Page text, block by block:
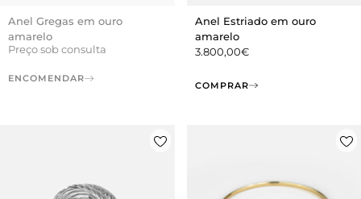
Anel Gregas em ouro
amarelo
Preço sob consulta
ENCOMENDAR
Anel Estriado em ouro
amarelo
3.800,00€
COMPRAR